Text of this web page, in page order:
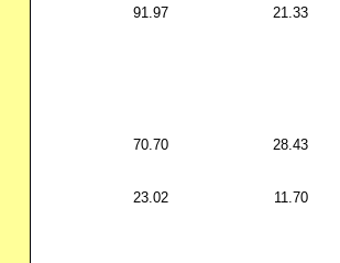
91.97 21.33
70.70
28.43
23.02
11.70